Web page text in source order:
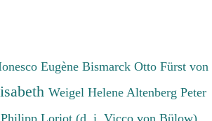
EugèneBismarck Otto Fürst von
Weigel Helene Altenberg Peter
Loriot (d. i. Vicco von Bülow)